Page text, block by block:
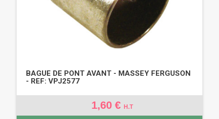
BAGUE DE PONT AVANT - MASSEY FERGUSON
- REF: VPJ2577
1,60 € H.T